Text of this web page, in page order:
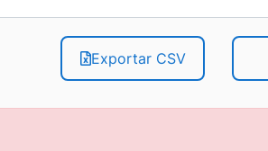
Exportar CSV